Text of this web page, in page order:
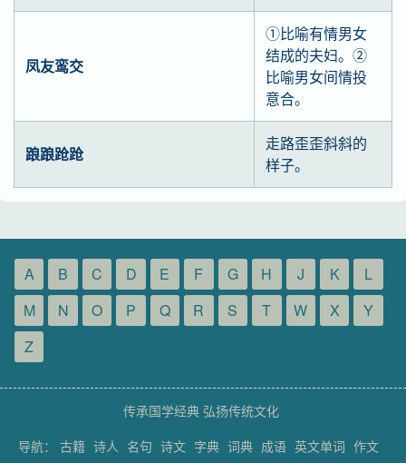
凤友鸾交
①比喻有情男女
结成的夫妇。②
比喻男女间情投
意合。
踉踉跄跄
走路歪歪斜斜的
样子。
A B C D E F G H J K
L
M
N O P Q R S T W X
Y
Z
传承国学经典 弘扬传统文化
导航： 古籍 诗人 名句 诗文 字典 词典 成语 英文单词 作文